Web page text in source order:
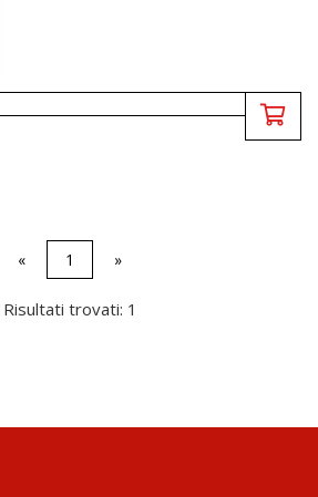
« 1 »
Risultati trovati: 1